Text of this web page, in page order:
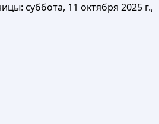
суббота, 11 октября 2025 г.,